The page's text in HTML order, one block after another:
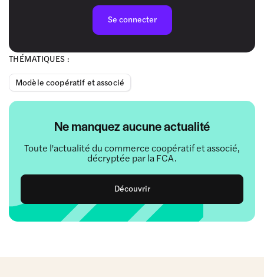
THÉMATIQUES :
Modèle coopératif et associé
Ne manquez aucune actualité
Toute l'actualité du commerce coopératif et associé,
décryptée par la FCA.
Découvrir
Se connecter